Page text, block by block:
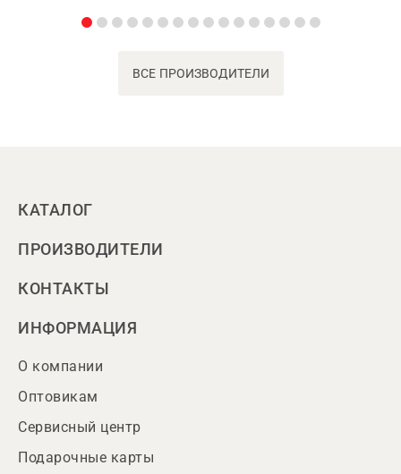
ВСЕ ПРОИЗВОДИТЕЛИ
КАТАЛОГ
ПРОИЗВОДИТЕЛИ
КОНТАКТЫ
ИНФОРМАЦИЯ
О компании
Оптовикам
Сервисный центр
Подарочные карты